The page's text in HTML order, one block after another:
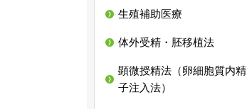
生殖補助医療
体外受精・胚移植法
顕微授精法（卵細胞質内精
子注入法）